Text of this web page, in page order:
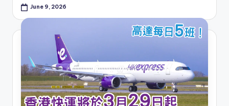
June 9, 2026